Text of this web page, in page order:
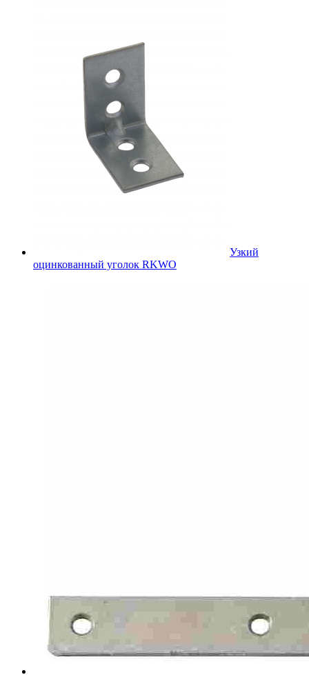
Узкий
оцинкованный уголок RKWO